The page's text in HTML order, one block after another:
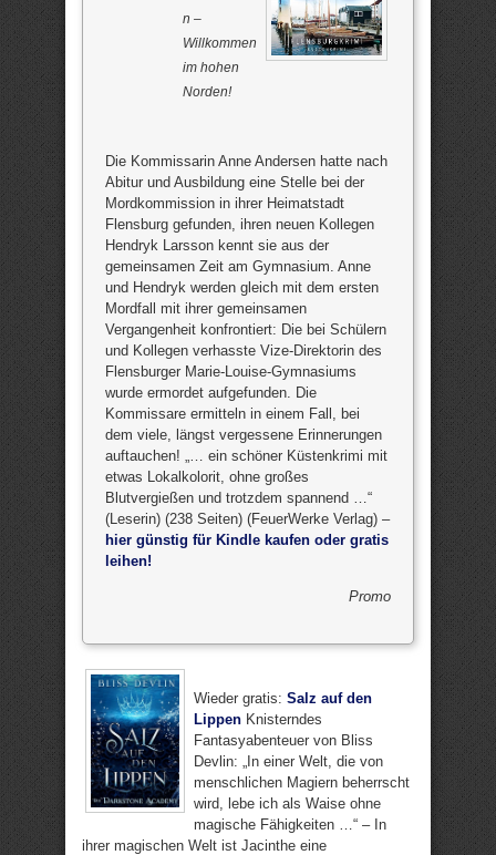
n –
Willkommen
im hohen
Norden!
Die Kommissarin Anne Andersen hatte nach
Abitur und Ausbildung eine Stelle bei der
Mordkommission in ihrer Heimatstadt
Flensburg gefunden, ihren neuen Kollegen
Hendryk Larsson kennt sie aus der
gemeinsamen Zeit am Gymnasium. Anne
und Hendryk werden gleich mit dem ersten
Mordfall mit ihrer gemeinsamen
Vergangenheit konfrontiert: Die bei Schülern
und Kollegen verhasste Vize-Direktorin des
Flensburger Marie-Louise-Gymnasiums
wurde ermordet aufgefunden. Die
Kommissare ermitteln in einem Fall, bei
dem viele, längst vergessene Erinnerungen
auftauchen! „… ein schöner Küstenkrimi mit
etwas Lokalkolorit, ohne großes
Blutvergießen und trotzdem spannend …“
(Leserin) (238 Seiten) (FeuerWerke Verlag) –
hier günstig für Kindle kaufen oder gratis
leihen!
Promo
Wieder gratis: Salz auf den
Lippen Knisterndes
Fantasyabenteuer von Bliss
Devlin: „In einer Welt, die von
menschlichen Magiern beherrscht
wird, lebe ich als Waise ohne
magische Fähigkeiten …“ – In
ihrer magischen Welt ist Jacinthe eine